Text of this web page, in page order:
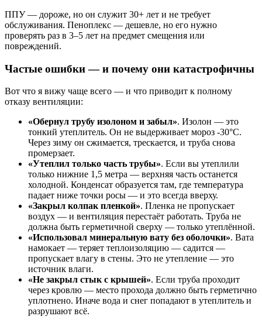
ППУ — дороже, но он служит 30+ лет и не требует
обслуживания. Пеноплекс — дешевле, но его нужно
проверять раз в 3–5 лет на предмет смещения или
повреждений.
Частые ошибки — и почему они катастрофичны
Вот что я вижу чаще всего — и что приводит к полному
отказу вентиляции:
«Обернул трубу изолоном и забыл». Изолон — это
тонкий утеплитель. Он не выдерживает мороз -30°C.
Через зиму он сжимается, трескается, и труба снова
промерзает.
«Утеплил только часть трубы». Если вы утеплили
только нижние 1,5 метра — верхняя часть останется
холодной. Конденсат образуется там, где температура
падает ниже точки росы — и это всегда вверху.
«Закрыл колпак пленкой». Пленка не пропускает
воздух — и вентиляция перестаёт работать. Труба не
должна быть герметичной сверху — только утеплённой.
«Использовал минеральную вату без оболочки». Вата
намокает — теряет теплоизоляцию — садится —
пропускает влагу в стены. Это не утепление — это
источник влаги.
«Не закрыл стык с крышей». Если труба проходит
через кровлю — место прохода должно быть герметично
уплотнено. Иначе вода и снег попадают в утеплитель и
разрушают всё.